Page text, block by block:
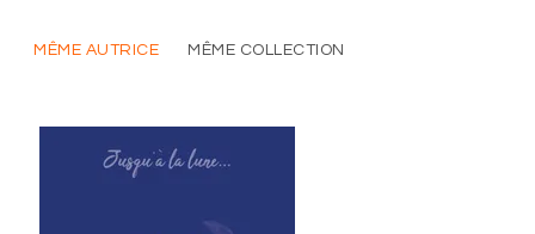
MÊME AUTRICE MÊME COLLECTION